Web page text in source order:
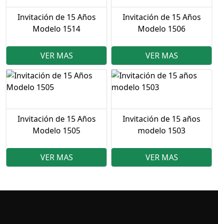
Invitación de 15 Años
Modelo 1514
VER MAS
Invitación de 15 Años
Modelo 1506
VER MAS
Invitación de 15 Años
Modelo 1505
VER MAS
Invitación de 15 años
modelo 1503
VER MAS